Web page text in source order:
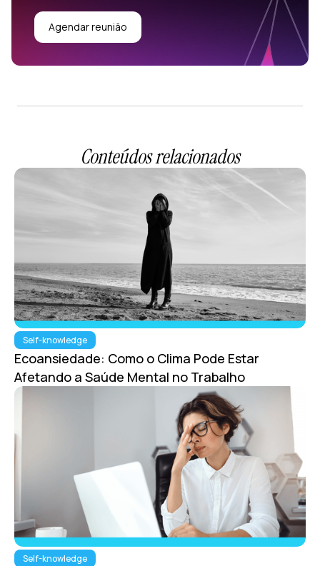
Agendar reunião
Conteúdos relacionados
Self-knowledge
Ecoansiedade: Como o Clima Pode Estar
Afetando a Saúde Mental no Trabalho
Self-knowledge